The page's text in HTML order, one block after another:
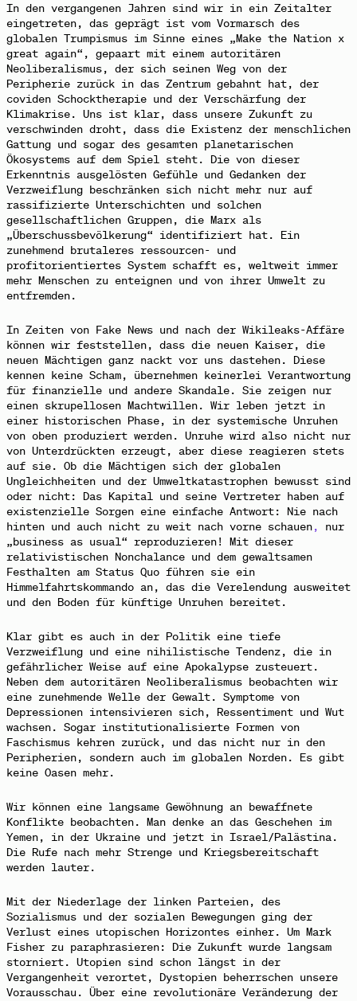
In den vergangenen Jahren sind wir in ein Zeitalter
eingetreten, das geprägt ist vom Vormarsch des
globalen Trumpismus im Sinne eines „Make the Nation x
great again“, gepaart mit einem autoritären
Neoliberalismus, der sich seinen Weg von der
Peripherie zurück in das Zentrum gebahnt hat, der
coviden Schocktherapie und der Verschärfung der
Klimakrise. Uns ist klar, dass unsere Zukunft zu
verschwinden droht, dass die Existenz der menschlichen
Gattung und sogar des gesamten planetarischen
Ökosystems auf dem Spiel steht. Die von dieser
Erkenntnis ausgelösten Gefühle und Gedanken der
Verzweiflung beschränken sich nicht mehr nur auf
rassifizierte Unterschichten und solchen
gesellschaftlichen Gruppen, die Marx als
„Überschussbevölkerung“ identifiziert hat. Ein
zunehmend brutaleres ressourcen- und
profitorientiertes System schafft es, weltweit immer
mehr Menschen zu enteignen und von ihrer Umwelt zu
entfremden.
In Zeiten von Fake News und nach der Wikileaks-Affäre
können wir feststellen, dass die neuen Kaiser, die
neuen Mächtigen ganz nackt vor uns dastehen. Diese
kennen keine Scham, übernehmen keinerlei Verantwortung
für finanzielle und andere Skandale. Sie zeigen nur
einen skrupellosen Machtwillen. Wir leben jetzt in
einer historischen Phase, in der systemische Unruhen
von oben produziert werden. Unruhe wird also nicht nur
von Unterdrückten erzeugt, aber diese reagieren stets
auf sie. Ob die Mächtigen sich der globalen
Ungleichheiten und der Umweltkatastrophen bewusst sind
oder nicht: Das Kapital und seine Vertreter haben auf
existenzielle Sorgen eine einfache Antwort: Nie nach
hinten und auch nicht zu weit nach vorne schauen, nur
„business as usual“ reproduzieren! Mit dieser
relativistischen Nonchalance und dem gewaltsamen
Festhalten am Status Quo führen sie ein
Himmelfahrtskommando an, das die Verelendung ausweitet
und den Boden für künftige Unruhen bereitet.
Klar gibt es auch in der Politik eine tiefe
Verzweiflung und eine nihilistische Tendenz, die in
gefährlicher Weise auf eine Apokalypse zusteuert.
Neben dem autoritären Neoliberalismus beobachten wir
eine zunehmende Welle der Gewalt. Symptome von
Depressionen intensivieren sich, Ressentiment und Wut
wachsen. Sogar institutionalisierte Formen von
Faschismus kehren zurück, und das nicht nur in den
Peripherien, sondern auch im globalen Norden. Es gibt
keine Oasen mehr.
Wir können eine langsame Gewöhnung an bewaffnete
Konflikte beobachten. Man denke an das Geschehen im
Yemen, in der Ukraine und jetzt in Israel/Palästina.
Die Rufe nach mehr Strenge und Kriegsbereitschaft
werden lauter.
Mit der Niederlage der linken Parteien, des
Sozialismus und der sozialen Bewegungen ging der
Verlust eines utopischen Horizontes einher. Um Mark
Fisher zu paraphrasieren: Die Zukunft wurde langsam
storniert. Utopien sind schon längst in der
Vergangenheit verortet, Dystopien beherrschen unsere
Vorausschau. Über eine revolutionäre Veränderung der